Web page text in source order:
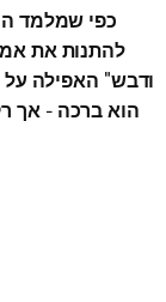
כפי שמלמד
להתנות את
ודבש" האפילה על
הוא ברכה - אך